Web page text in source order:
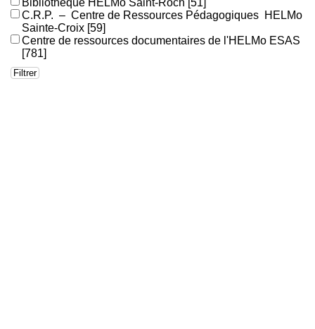
C.R.P. – Centre de Ressources Pédagogiques HELMo
Sainte-Croix [59]
Centre de ressources documentaires de l'HELMo ESAS
[781]